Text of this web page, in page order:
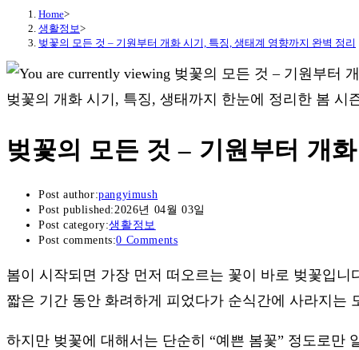
Home>
생활정보>
벚꽃의 모든 것 – 기원부터 개화 시기, 특징, 생태계 영향까지 완벽 정리
벚꽃의 개화 시기, 특징, 생태까지 한눈에 정리한 봄 시
벚꽃의 모든 것 – 기원부터 개
Post author:pangyimush
Post published:2026년 04월 03일
Post category:생활정보
Post comments:0 Comments
봄이 시작되면 가장 먼저 떠오르는 꽃이 바로 벚꽃입니
짧은 기간 동안 화려하게 피었다가 순식간에 사라지는
하지만 벚꽃에 대해서는 단순히 “예쁜 봄꽃” 정도로만